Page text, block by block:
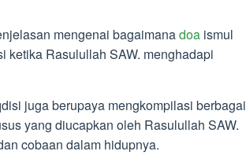
mengenai bagaimanadoa ismul
ketika Rasulullah SAW. menghadapi
juga berupaya mengkompilasi berbagai
yang diucapkan oleh Rasulullah SAW.
cobaan dalam hidupnya.